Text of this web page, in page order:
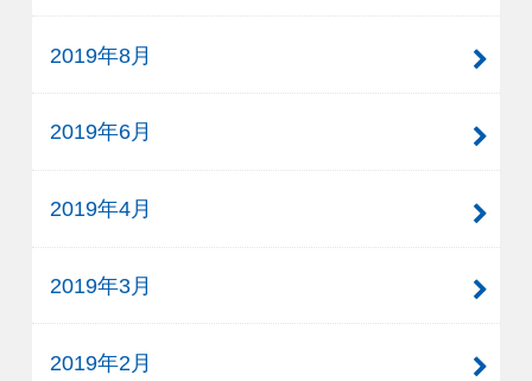
2019年8月
2019年6月
2019年4月
2019年3月
2019年2月